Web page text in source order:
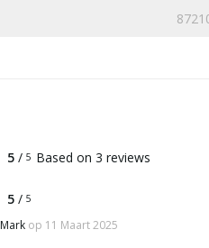
5 / 5 Based on 3 reviews
5 / 5
Mark op 11 Maart 2025